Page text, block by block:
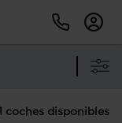
coches disponibles